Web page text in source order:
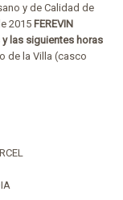
y de Calidad de
2015 FEREVIN
las siguientes horas
de la Villa (casco